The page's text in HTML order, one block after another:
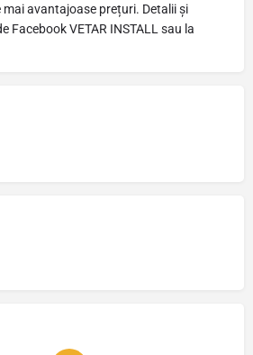
mai avantajoase prețuri. Detalii și
Facebook VETAR INSTALL sau la